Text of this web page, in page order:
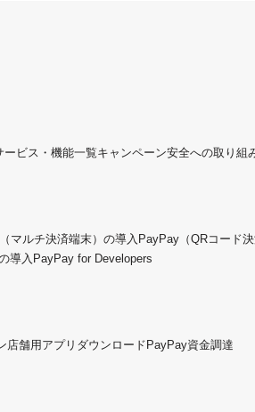
ービス・機能一覧キャンペーン安全への取り組
マルチ決済端末）の導入 PayPay（QRコード
導入 PayPay for Developers
店舗用アプリダウンロード PayPay資金調達